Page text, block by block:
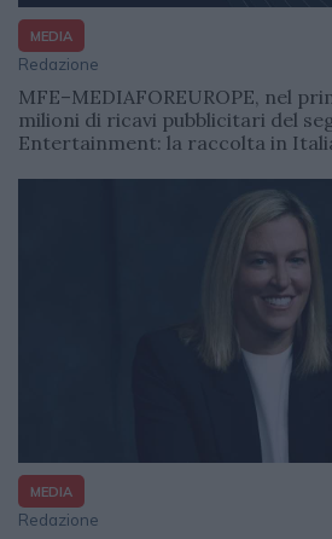
MEDIA
Redazione
MFE–MEDIAFOREUROPE, nel
milioni di ricavi pubblicitari del
Entertainment: la raccolta in
MEDIA
Redazione